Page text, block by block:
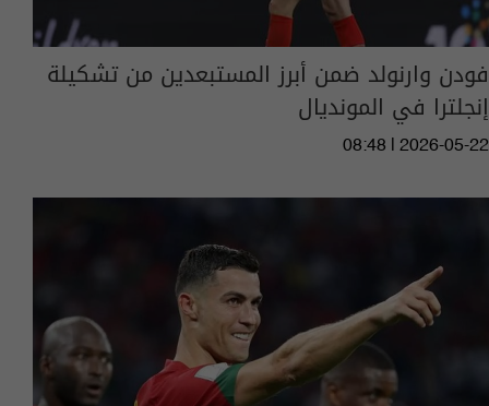
فودن وارنولد ضمن أبرز المستبعدين من تشكيلة
إنجلترا في المونديال
08:48 | 2026-05-22